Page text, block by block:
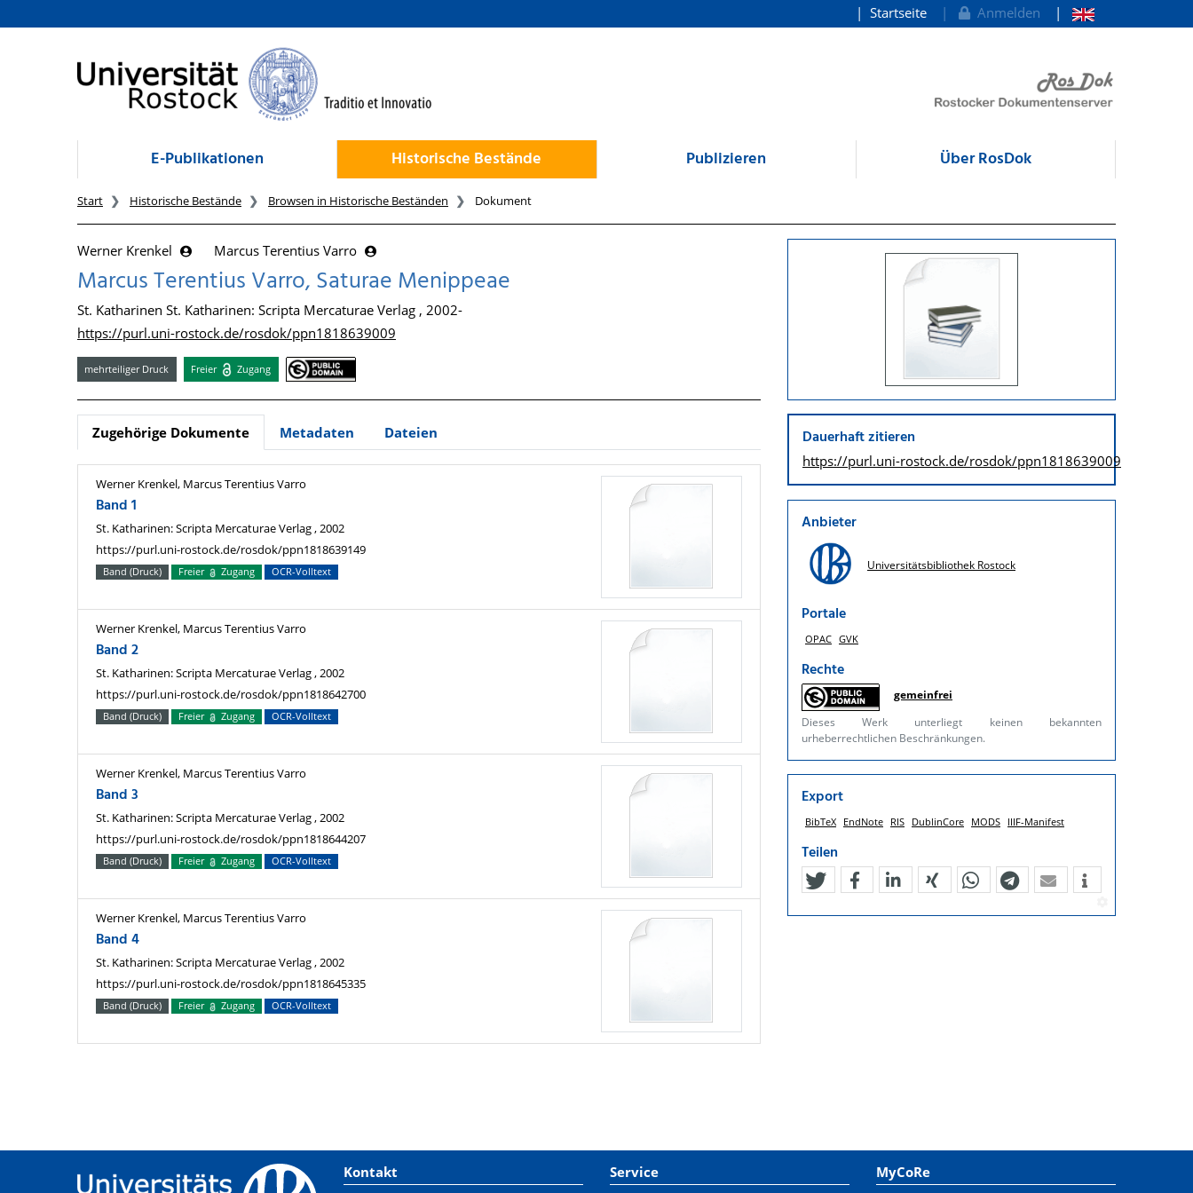
zum Inhalt
Startseite Anmelden
E-Publikationen Historische Bestände Publizieren Über RosDok
Start Historische Bestände Browsen in Historische Beständen Dokument
Werner Krenkel Marcus Terentius Varro
Marcus Terentius Varro, Saturae Menippeae
St. Katharinen St. Katharinen: Scripta Mercaturae Verlag , 2002-
https://purl.uni-rostock.de/rosdok/ppn1818639009
mehrteiliger Druck Freier Zugang
Zugehörige Dokumente Metadaten Dateien
Werner Krenkel, Marcus Terentius Varro
Band 1
St. Katharinen: Scripta Mercaturae Verlag , 2002
https://purl.uni-rostock.de/rosdok/ppn1818639149
Band (Druck) Freier Zugang OCR-Volltext
Werner Krenkel, Marcus Terentius Varro
Band 2
St. Katharinen: Scripta Mercaturae Verlag , 2002
https://purl.uni-rostock.de/rosdok/ppn1818642700
Band (Druck) Freier Zugang OCR-Volltext
Werner Krenkel, Marcus Terentius Varro
Band 3
St. Katharinen: Scripta Mercaturae Verlag , 2002
https://purl.uni-rostock.de/rosdok/ppn1818644207
Band (Druck) Freier Zugang OCR-Volltext
Werner Krenkel, Marcus Terentius Varro
Band 4
St. Katharinen: Scripta Mercaturae Verlag , 2002
https://purl.uni-rostock.de/rosdok/ppn1818645335
Band (Druck) Freier Zugang OCR-Volltext
Dauerhaft zitieren
https://purl.uni-rostock.de/rosdok/ppn1818639009
Anbieter
Universitätsbibliothek Rostock
Portale
OPAC GVK
Rechte
gemeinfrei
Dieses Werk unterliegt keinen bekannten
urheberrechtlichen Beschränkungen.
Export
BibTeX EndNote RIS DublinCore MODS IIIF-Manifest
Teilen
Kontakt Service MyCoRe